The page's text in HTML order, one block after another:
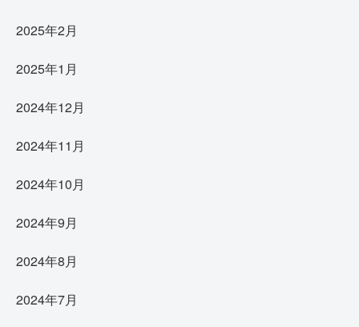
2025年2月
2025年1月
2024年12月
2024年11月
2024年10月
2024年9月
2024年8月
2024年7月